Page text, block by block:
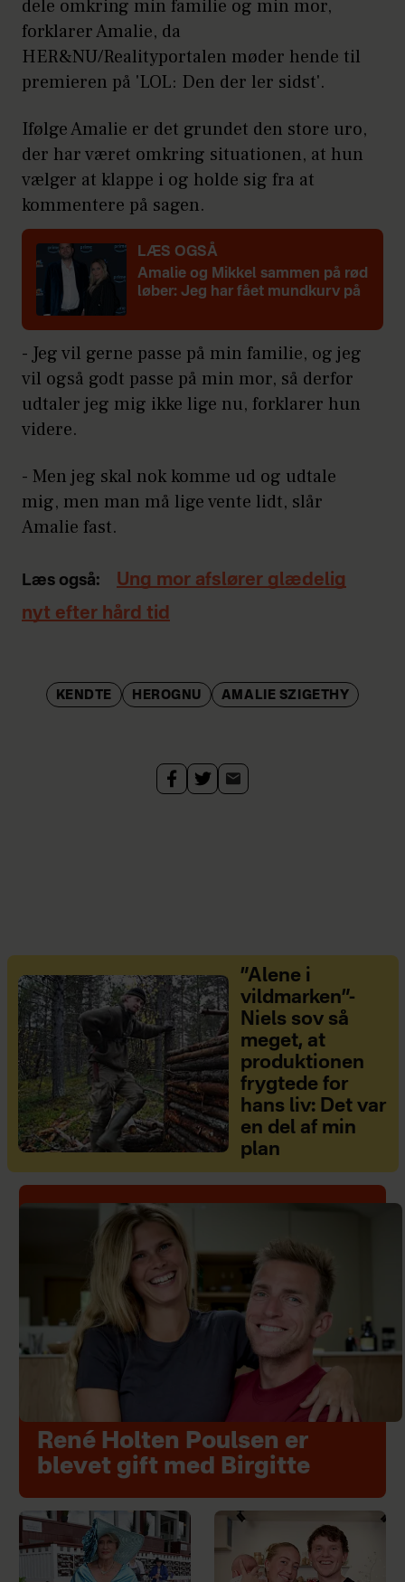
dele omkring min familie og min mor,
forklarer Amalie, da
HER&NU/Realityportalen møder hende til
premieren på 'LOL: Den der ler sidst'.
Ifølge Amalie er det grundet den store uro,
der har været omkring situationen, at hun
vælger at klappe i og holde sig fra at
kommentere på sagen.
LÆS OGSÅ
Amalie og Mikkel sammen på rød
løber: Jeg har fået mundkurv på
- Jeg vil gerne passe på min familie, og jeg
vil også godt passe på min mor, så derfor
udtaler jeg mig ikke lige nu, forklarer hun
videre.
- Men jeg skal nok komme ud og udtale
mig, men man må lige vente lidt, slår
Amalie fast.
Læs også:
Ung mor afslører glædelig
nyt efter hård tid
KENDTE HEROGNU AMALIE SZIGETHY
”Alene i
vildmarken”-
Niels sov så
meget, at
produktionen
frygtede for
hans liv: Det var
en del af min
plan
René Holten Poulsen er
blevet gift med Birgitte